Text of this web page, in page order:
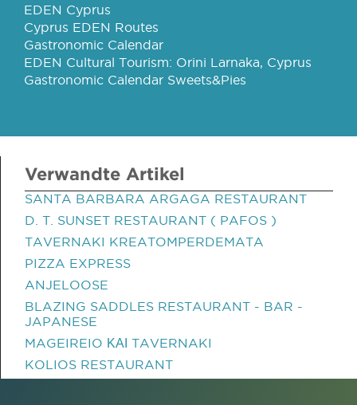
EDEN Cyprus
Cyprus EDEN Routes
Gastronomic Calendar
EDEN Cultural Tourism: Orini Larnaka, Cyprus
Gastronomic Calendar Sweets&Pies
Verwandte Artikel
SANTA BARBARA ARGAGA RESTAURANT
D. T. SUNSET RESTAURANT ( PAFOS )
TAVERNAKI KREATOMPERDEMATA
PIZZA EXPRESS
ANJELOOSE
BLAZING SADDLES RESTAURANT - BAR -
JAPANESE
MAGEIREIO ΚΑΙ TAVERNAKI
KOLIOS RESTAURANT